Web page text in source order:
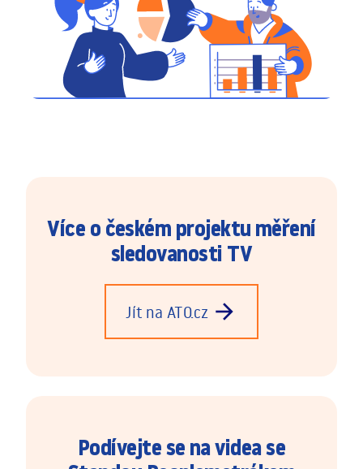
Více o českém projektu měření
sledovanosti TV
Jít na ATO.cz arrow_forward
Podívejte se na videa se